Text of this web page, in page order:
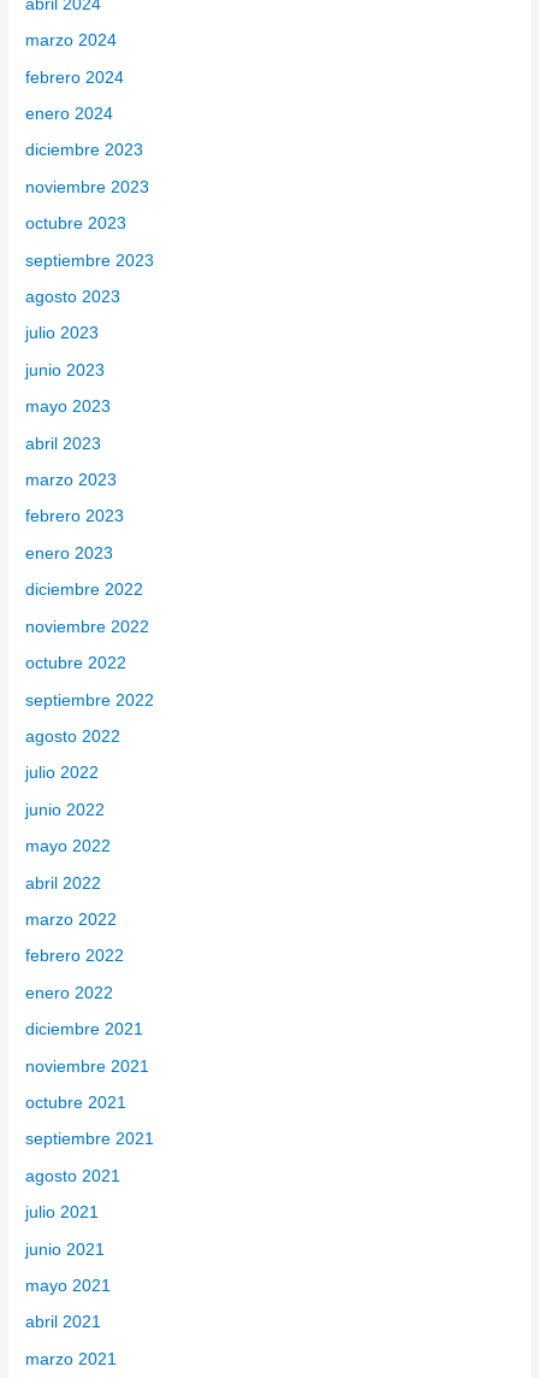
abril 2024
marzo 2024
febrero 2024
enero 2024
diciembre 2023
noviembre 2023
octubre 2023
septiembre 2023
agosto 2023
julio 2023
junio 2023
mayo 2023
abril 2023
marzo 2023
febrero 2023
enero 2023
diciembre 2022
noviembre 2022
octubre 2022
septiembre 2022
agosto 2022
julio 2022
junio 2022
mayo 2022
abril 2022
marzo 2022
febrero 2022
enero 2022
diciembre 2021
noviembre 2021
octubre 2021
septiembre 2021
agosto 2021
julio 2021
junio 2021
mayo 2021
abril 2021
marzo 2021